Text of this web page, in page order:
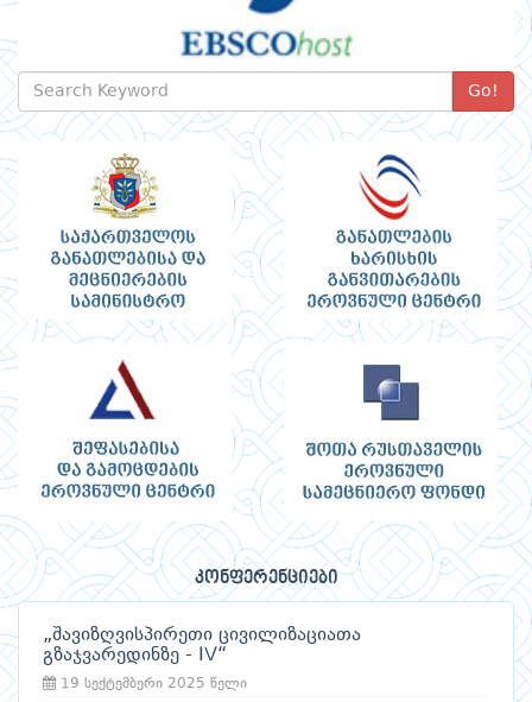
Go!
კონფერენციები
„შავიზღვისპირეთი ცივილიზაციათა
გზაჯვარედინზე - IV“
19 სექტემბერი 2025 წელი